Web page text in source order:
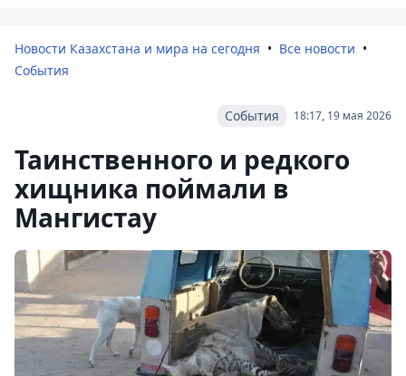
Новости Казахстана и мира на сегодня
Все новости
События
18:17, 19 мая 2026
События
Таинственного и редкого
хищника поймали в
Мангистау